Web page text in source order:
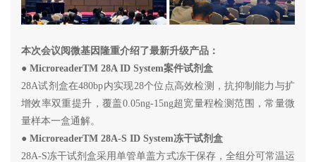
本次会议阅微基因隆重介绍了最新升级产品：
● MicroreaderTM 28A ID System案件试剂盒
28A试剂盒在480bp内实现28个位点高效检测，抗抑制能力与扩
增效率双重提升，覆盖0.05ng-15ng超宽量程检测范围，常量微
量样本一盒通解。
● MicroreaderTM 28A-S ID System冻干试剂盒
28A-S冻干试剂盒采用单管单盖方式冻干保存，全组分可常温运